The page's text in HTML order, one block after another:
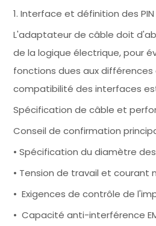
1. Interface et définition des
L'adaptateur de câble doit
de la logique électrique, pour
fonctions dues aux
compatibilité des interfaces
Spécification de câble et
Conseil de confirmation
• Spécification du diamètre
• Tension de travail et courant
• Exigences de contrôle de
• Capacité anti-interférence